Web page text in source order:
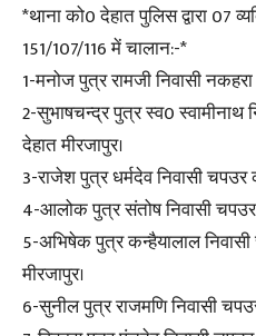
*थाना को0 देहात पुलिस द्वारा 07
151/107/116 में चालान:-*
1-मनोज पुत्र रामजी निवासी
2-सुभाषचन्द्र पुत्र स्व0 स्वामीनाथ
देहात मीरजापुर।
3-राजेश पुत्र धर्मदेव निवासी चपउर
4-आलोक पुत्र संतोष निवासी चपउर
5-अभिषेक पुत्र कन्हैयालाल
मीरजापुर।
6-सुनील पुत्र राजमणि निवासी